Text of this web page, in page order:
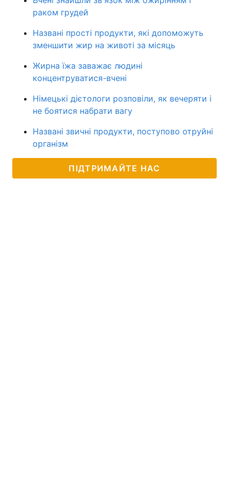
раком грудей
Названі прості продукти, які допоможуть
зменшити жир на животі за місяць
Жирна їжа заважає людині
концентруватися-вчені
Німецькі дієтологи розповіли, як вечеряти і
не боятися набрати вагу
Названі звичні продукти, поступово отруйні
організм
ПІДТРИМАЙТЕ НАС